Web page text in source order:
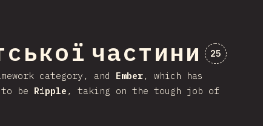
частини
25
category, and Ember, which has
be Ripple , taking on the tough job of